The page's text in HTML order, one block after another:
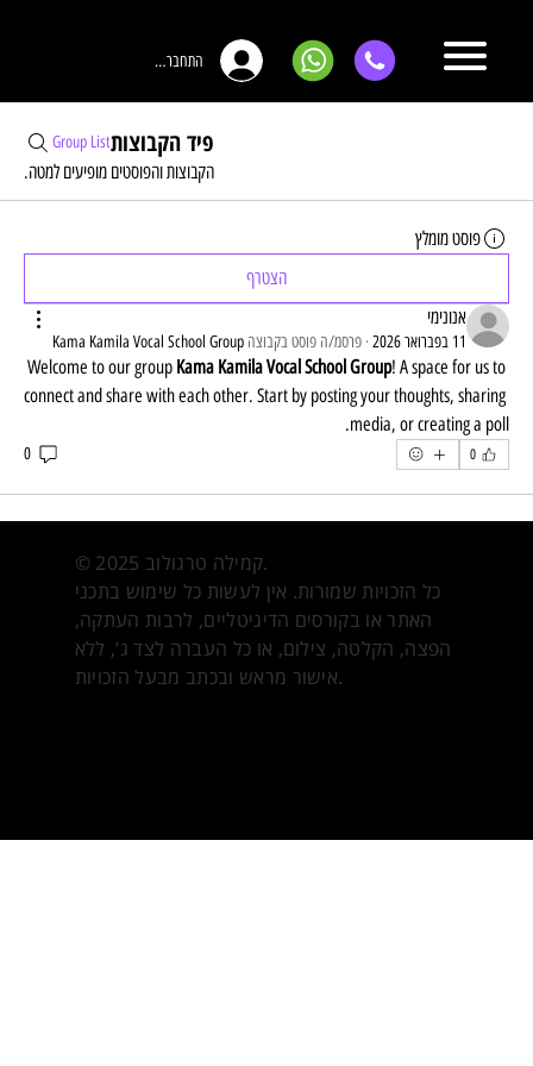
התחברות
פיד הקבוצותGroup List
הקבוצות והפוסטים מופיעים למטה.
פוסט מומלץ
הצטרף
אנונימי
11 בפברואר 2026 · פרסמ/ה פוסט בקבוצה Kama Kamila Vocal School Group
Welcome to our group Kama Kamila Vocal School Group! A space for us to
connect and share with each other. Start by posting your thoughts, sharing
media, or creating a poll.
0
0
©️ 2025 קמילה טרגולוב.
כל הזכויות שמורות. אין לעשות כל שימוש בתכני
האתר או בקורסים הדיגיטליים, לרבות העתקה,
הפצה, הקלטה, צילום, או כל העברה לצד ג’, ללא
אישור מראש ובכתב מבעל הזכויות.